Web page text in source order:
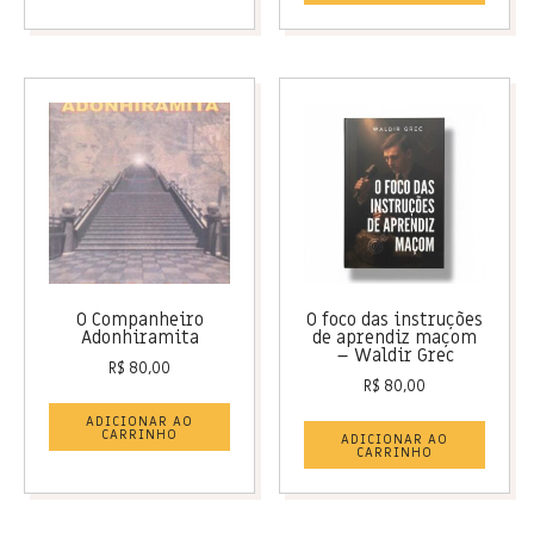
O Companheiro
Adonhiramita
R$ 80,00
ADICIONAR AO
CARRINHO
O foco das instruções
de aprendiz maçom
– Waldir Grec
R$ 80,00
ADICIONAR AO
CARRINHO